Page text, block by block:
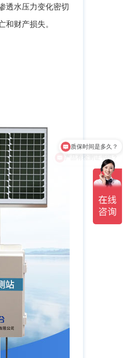
透水压力变化密切
财产损失。
产品有检测证书吗？